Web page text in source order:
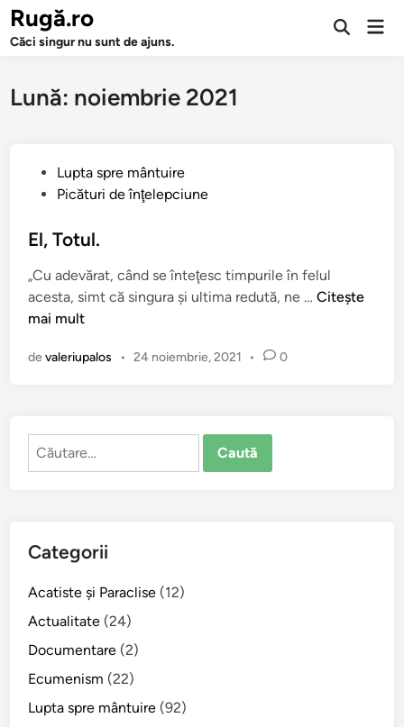
Sari
conținut
Rugă.ro
Căci singur nu sunt de ajuns.
Deschide
Lună: noiembrie 2021
l
c
a
t
n
Lupta spre mântuire
Picături de înţelepciune
El, Totul.
„Cu adevărat, când se înteţesc timpurile în felul
acesta, simt că singura şi ultima redută, ne …E
Citește
mai mult
devaleriupalos • 24 noiembrie, 2021 • 0
Caută
Categorii
Acatiste şi Paraclise (12)
Actualitate (24)
Documentare (2)
Ecumenism (22)
Lupta spre mântuire (92)